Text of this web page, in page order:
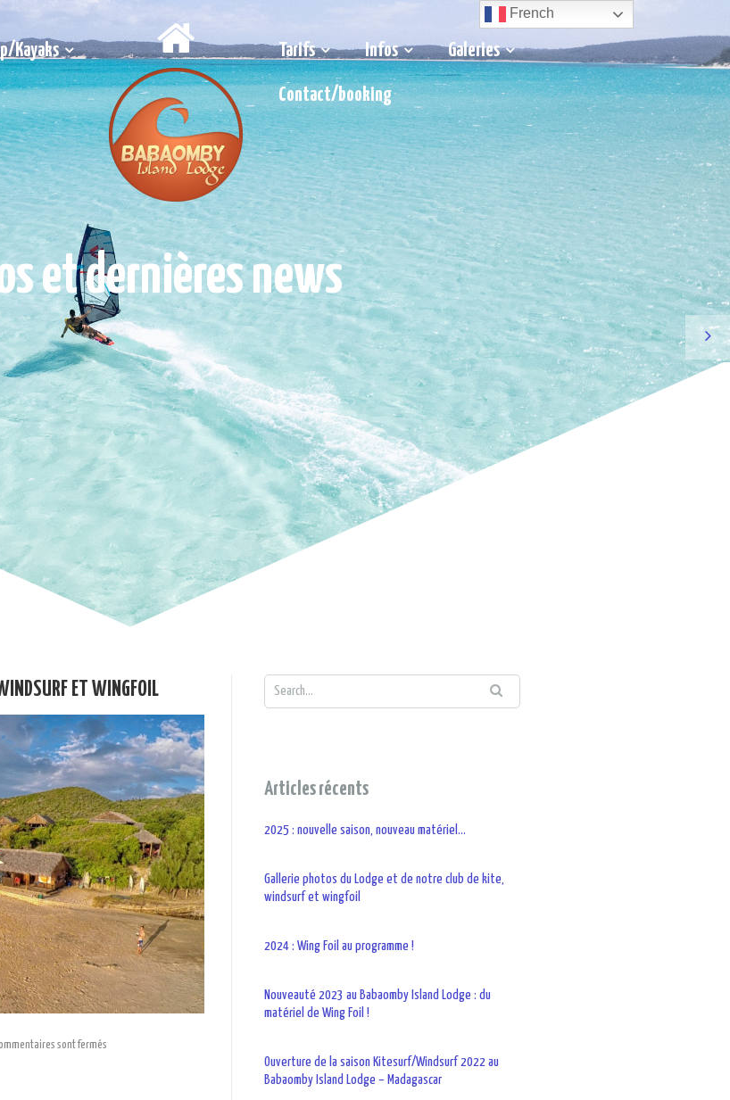
Kayaks Tarifs Infos Galeries
Contact/booking
et dernières news
ET WINGFOIL
sont fermés
Articles récents
2025 : nouvelle saison, nouveau matériel…
Gallerie photos du Lodge et de notre club de kite,
windsurf et wingfoil
2024 : Wing Foil au programme !
Nouveauté 2023 au Babaomby Island Lodge : du
matériel de Wing Foil !
Ouverture de la saison Kitesurf/Windsurf 2022 au
Babaomby Island Lodge – Madagascar
French